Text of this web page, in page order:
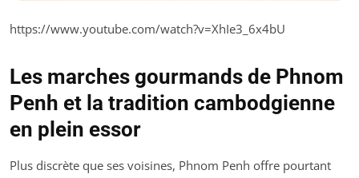
https://www.youtube.com/watch?v=XhIe3_6x4bU
Les marches gourmands de Phnom
Penh et la tradition cambodgienne
en plein essor
Plus discrète que ses voisines, Phnom Penh offre pourtant